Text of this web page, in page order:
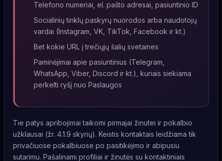
Telefono numeriai, el. pašto adresai, pasiuntinio ID
Socialinių tinklų paskyrų nuorodos arba naudotojų
vardai (Instagram, VK, TikTok, Facebook ir kt.)
Bet kokie URL į trečiųjų šalių svetaines
Paminėjimai apie pasiuntinius (Telegram,
WhatsApp, Viber, Discord ir kt.), kuriais siekiama
perkelti ryšį nuo Paslaugos
Tie patys apribojimai taikomi pirmajai žinutei ir pokalbio
užklausai (žr. 4.1.9 skyrių). Keistis kontaktais leidžiama tik
privačiuose pokalbiuose po pasitikėjimo ir abipusiu
sutarimu. Pašalinami profiliai ir žinutės su kontaktiniais